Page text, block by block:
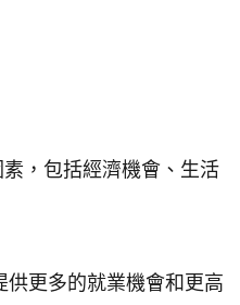
，包括經濟機會、生活
供更多的就業機會和更高